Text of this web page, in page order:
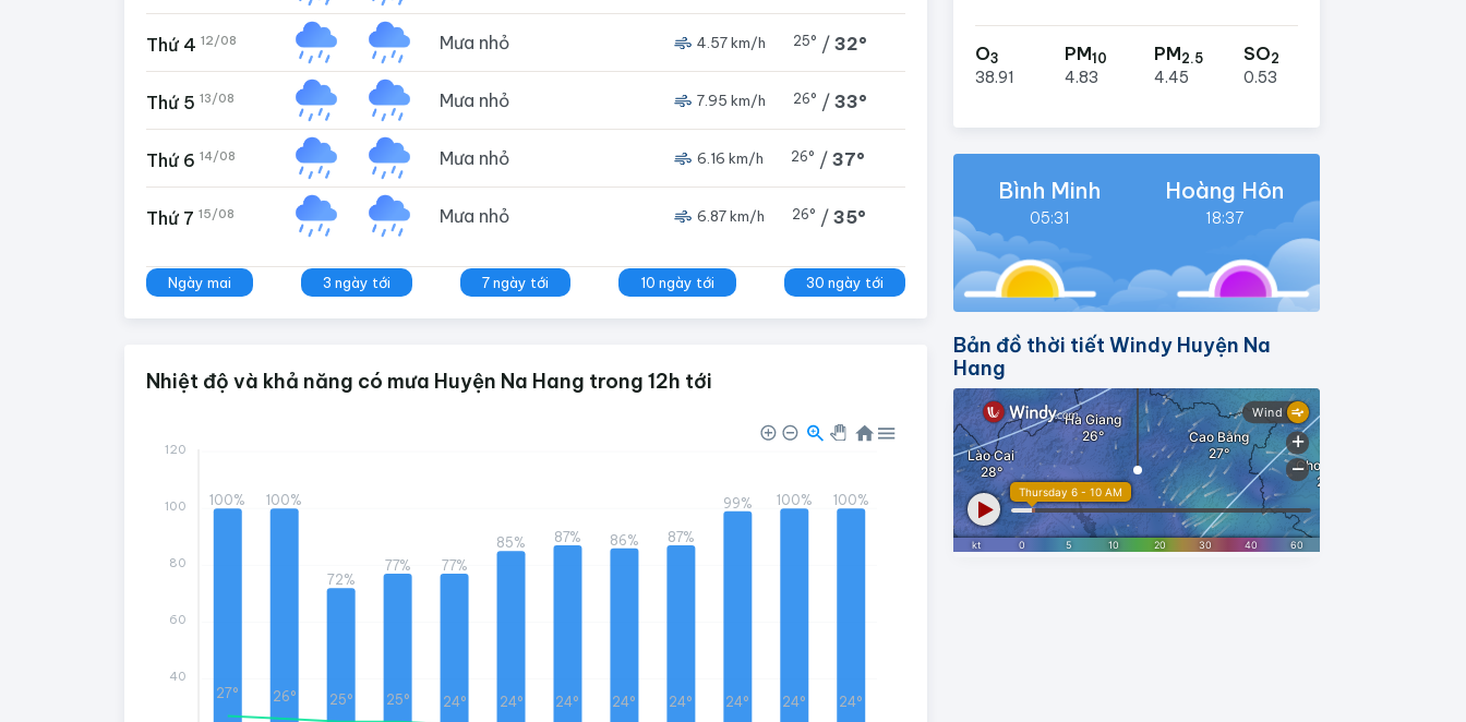
Thứ 4 12/08 Mưa nhỏ 4.57 km/h 25° / 32°
Thứ 5 13/08 Mưa nhỏ 7.95 km/h 26° / 33°
Thứ 6 14/08 Mưa nhỏ 6.16 km/h 26° / 37°
Thứ 7 15/08 Mưa nhỏ 6.87 km/h 26° / 35°
Ngày mai 3 ngày tới 7 ngày tới 10 ngày tới 30 ngày tới
Nhiệt độ và khả năng có mưa Huyện Na Hang trong 12h tới
100% 100%
72%
77% 77%
85% 87% 86% 87%
99% 100% 100%
27° 26° 25° 25° 24° 24° 24° 24° 24° 24° 24° 24°
120
100
80
60
40
O3
38.91
PM10
4.83
PM2.5
4.45
SO2
0.53
Bình Minh
05:31
Hoàng Hôn
18:37
Bản đồ thời tiết Windy Huyện Na
Hang